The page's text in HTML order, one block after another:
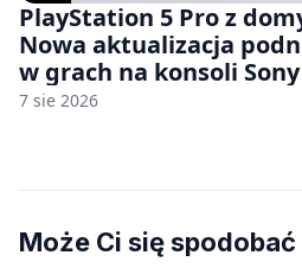
PlayStation 5 Pro z
Nowa aktualizacja
w grach na konsoli Sony
7 sie 2026
Może Ci się spodobać